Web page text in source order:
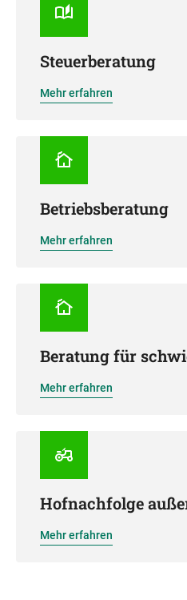
Steuerberatung
Mehr erfahren
Betriebsberatung
Mehr erfahren
Beratung für
Mehr erfahren
Hofnachfolge
Mehr erfahren